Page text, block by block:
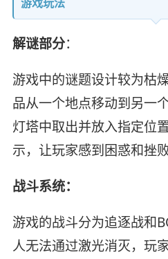
解谜部分：
游戏中的谜题设计较为枯
品从一个地点移动到另一
灯塔中取出并放入指定位
示，让玩家感到困惑和挫败
战斗系统：
游戏的战斗分为追逐战和
人无法通过激光消灭，玩